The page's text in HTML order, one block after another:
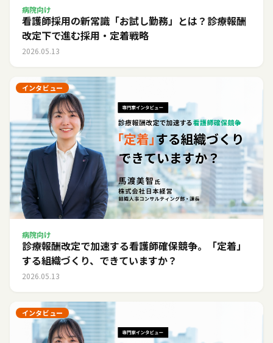
病院向け
看護師採用の新常識「お試し勤務」とは？診療報酬
改定下で進む採用・定着戦略
2026.05.13
インタビュー
病院向け
診療報酬改定で加速する看護師確保競争。「定着」
する組織づくり、できていますか？
2026.05.13
インタビュー